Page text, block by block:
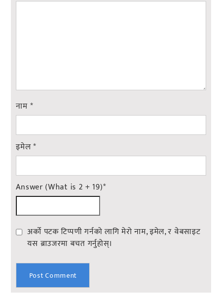
नाम *
इमेल*
Answer (What is 2 + 19)*
अर्को पटक टिप्पणी गर्नको लागि मेरो नाम, इमेल, र वेबसाइट
यस ब्राउजरमा बचत गर्नुहोस्।